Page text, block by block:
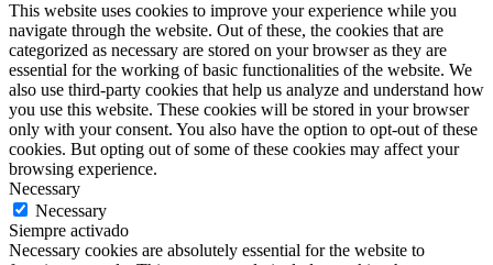
This website uses cookies to improve your experience while you
navigate through the website. Out of these, the cookies that are
categorized as necessary are stored on your browser as they are
essential for the working of basic functionalities of the website. We
also use third-party cookies that help us analyze and understand how
you use this website. These cookies will be stored in your browser
only with your consent. You also have the option to opt-out of these
cookies. But opting out of some of these cookies may affect your
browsing experience.
Necessary
Necessary
Siempre activado
Necessary cookies are absolutely essential for the website to